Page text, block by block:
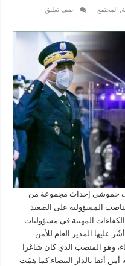
المجتمع
اضف تعليق
حموشي إحداث مجموعة من
المسؤولية على الصعيد
المهنية في مسؤوليات
عليها المدير العام للأمن
وهو المنصب الذي كان شاغرا
أنفا بالدار البيضاء.كما همّت